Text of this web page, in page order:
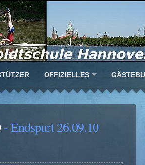
OFFIZIELLES
- Endspurt 26.09.10